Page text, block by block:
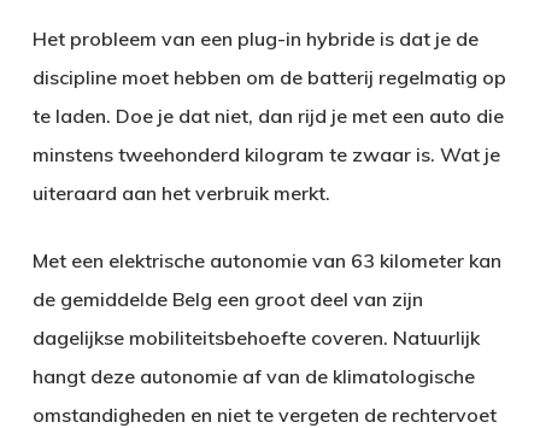
Het probleem van een plug-in hybride is dat je de
discipline moet hebben om de batterij regelmatig op
te laden. Doe je dat niet, dan rijd je met een auto die
minstens tweehonderd kilogram te zwaar is. Wat je
uiteraard aan het verbruik merkt.
Met een elektrische autonomie van 63 kilometer kan
de gemiddelde Belg een groot deel van zijn
dagelijkse mobiliteitsbehoefte coveren. Natuurlijk
hangt deze autonomie af van de klimatologische
omstandigheden en niet te vergeten de rechtervoet